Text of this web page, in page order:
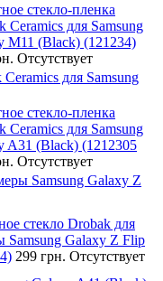
стекло-пленка
Ceramics для Samsung
M11 (Black) (121234)
Отсутствует
для Samsung
стекло-пленка
Ceramics для Samsung
A31 (Black) (1212305
Отсутствует
Samsung Galaxy Z
стекло Drobak для
Samsung Galaxy Z Flip
299 грн. Отсутствует